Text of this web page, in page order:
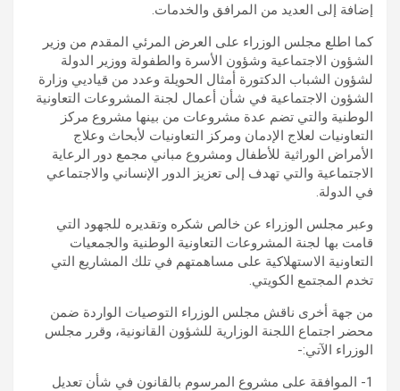
إضافة إلى العديد من المرافق والخدمات.
كما اطلع مجلس الوزراء على العرض المرئي المقدم من وزير
الشؤون الاجتماعية وشؤون الأسرة والطفولة ووزير الدولة
لشؤون الشباب الدكتورة أمثال الحويلة وعدد من قياديي وزارة
الشؤون الاجتماعية في شأن أعمال لجنة المشروعات التعاونية
الوطنية والتي تضم عدة مشروعات من بينها مشروع مركز
التعاونيات لعلاج الإدمان ومركز التعاونيات لأبحاث وعلاج
الأمراض الوراثية للأطفال ومشروع مباني مجمع دور الرعاية
الاجتماعية والتي تهدف إلى تعزيز الدور الإنساني والاجتماعي
في الدولة.
وعبر مجلس الوزراء عن خالص شكره وتقديره للجهود التي
قامت بها لجنة المشروعات التعاونية الوطنية والجمعيات
التعاونية الاستهلاكية على مساهمتهم في تلك المشاريع التي
تخدم المجتمع الكويتي.
من جهة أخرى ناقش مجلس الوزراء التوصيات الواردة ضمن
محضر اجتماع اللجنة الوزارية للشؤون القانونية، وقرر مجلس
الوزراء الآتي:-
1- الموافقة على مشروع المرسوم بالقانون في شأن تعديل